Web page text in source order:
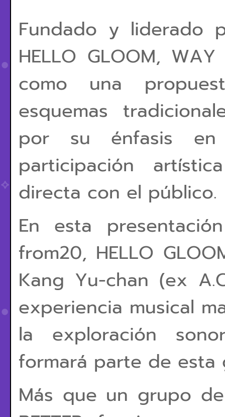
Fundado y liderado
HELLO GLOOM,
como una
esquemas
por su énfasis
participación
directa con el público.
En esta
from20, HELLO
Kang Yu-chan (ex
experiencia musical
la exploración
formará parte de esta
Más que un grupo